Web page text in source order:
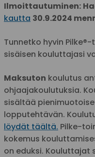
Ilmoittautuminen:
kautta 30.9.2024
Tunnetko hyvin
sisäisen kouluttajasi
Maksuton koulutus
ohjaajakoulutuksia.
sisältää
lopputehtävän.
löydät täältä. Pilke-
kokemus
on eduksi. Kouluttajat